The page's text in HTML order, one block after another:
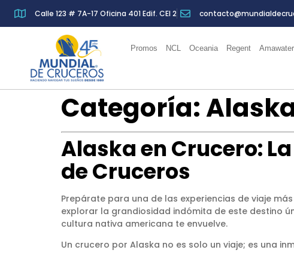
Calle 123 # 7A-17 Oficina 401 Edif. CEI 2
Promos NCL Oceania Regent
Categoría:
Alaska en Crucero:
de Cruceros
Prepárate para una de las experiencias de viaje
explorar la grandiosidad indómita de este destino
cultura nativa americana te envuelve.
Un crucero por Alaska no es solo un viaje; es una